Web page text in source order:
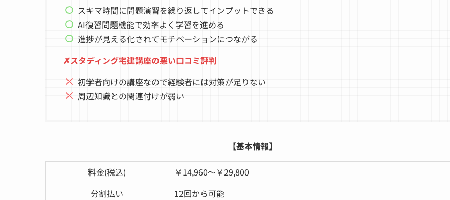
スキマ時間に問題演習を繰り返してインプットできる
AI復習問題機能で効率よく学習を進める
進捗が見える化されてモチベーションにつながる
✗スタディング宅建講座の悪い口コミ評判
初学者向けの講座なので経験者には対策が足りない
周辺知識との関連付けが弱い
【基本情報】
料金(税込)
￥14,960～￥29,800
分割払い
12回から可能